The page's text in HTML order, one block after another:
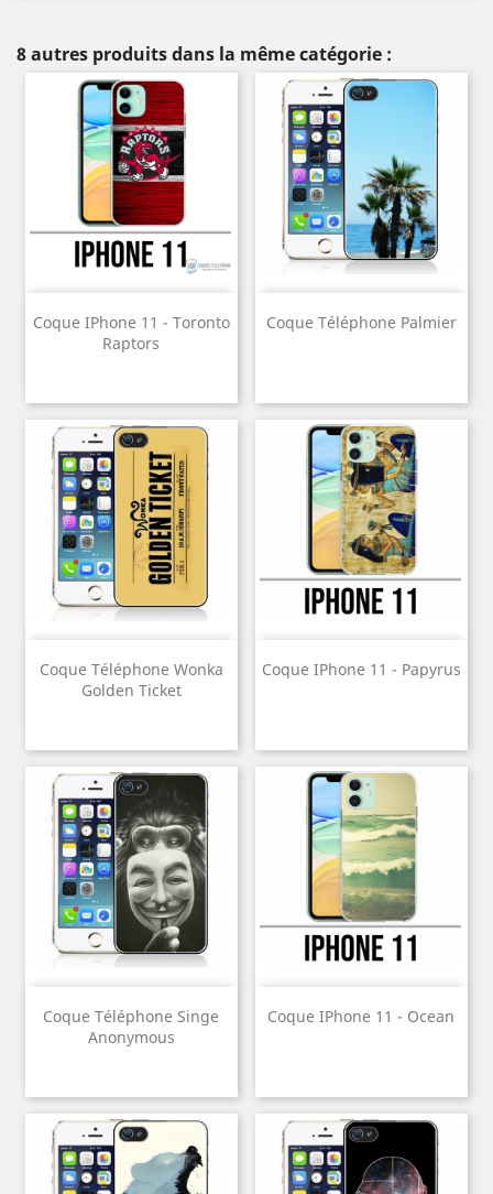
8 autres produits dans la même catégorie :
Coque IPhone 11 - Toronto
Raptors
Coque Téléphone Palmier
Coque Téléphone Wonka
Golden Ticket
Coque IPhone 11 - Papyrus
Coque Téléphone Singe
Anonymous
Coque IPhone 11 - Ocean